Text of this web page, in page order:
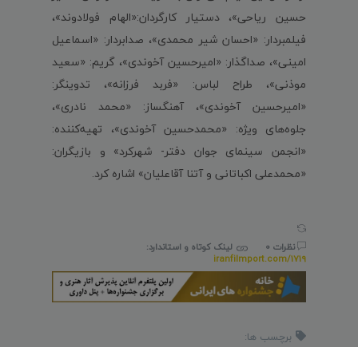
حسین ریاحی»، دستیار کارگردان:«الهام فولادوند»،
فیلمبردار: «احسان شیر محمدی»، صدابردار: «اسماعیل
امینی»، صداگذار: «امیر‌حسین آخوندی»، گریم: «سعید
موذنی»، طراح لباس: «فربد فرزانه»، تدوینگر:
«امیرحسین آخوندی»، آهنگساز: «محمد نادری»،
جلوه‌های ویژه: «محمد‌حسین آخوندی»، تهیه‌کننده:
«انجمن سینمای جوان دفتر- شهرکرد» و بازیگران:
«محمد‌علی اکباتانی و آتنا آقا‌علیان» اشاره کرد.
نظرات 0
لینک کوتاه و استاندارد:
iranfilmport.com/1719
برچسب ها: